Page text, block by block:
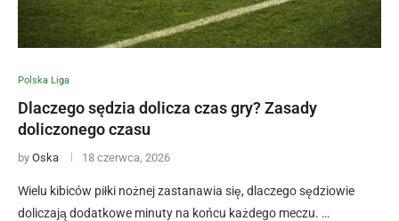
Polska Liga
Dlaczego sędzia dolicza czas gry? Zasady
doliczonego czasu
by Oska 18 czerwca, 2026
Wielu kibiców piłki nożnej zastanawia się, dlaczego sędziowie
doliczają dodatkowe minuty na końcu każdego meczu. …